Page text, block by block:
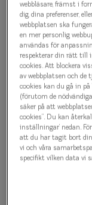
1 000 kr
Svart
Bågstorlek
M
127-137 mm
Osäker på vilken
webbläsare, främst i
dig, dina preferenser,
webbplatsen ska
en mer personlig
användas för
respekterar din rätt till
cookies. Att blockera
av webbplatsen och de
cookies kan du gå in
(förutom de
säker på att
cookies”. Du kan
inställningar’ nedan.
att du har tagit bort
vi och våra
specifikt vilken data vi